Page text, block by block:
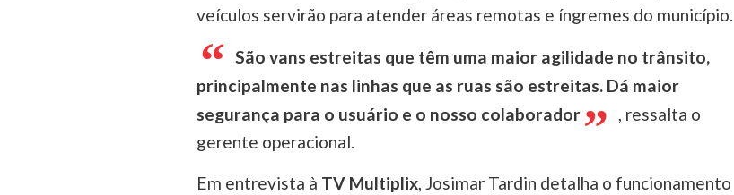
veículos servirão para atender áreas remotas e íngremes do município.
São vans estreitas que têm uma maior agilidade no trânsito,
principalmente nas linhas que as ruas são estreitas. Dá maior
segurança para o usuário e o nosso colaborador
, ressalta o
gerente operacional.
Em entrevista à TV Multiplix, Josimar Tardin detalha o funcionamento